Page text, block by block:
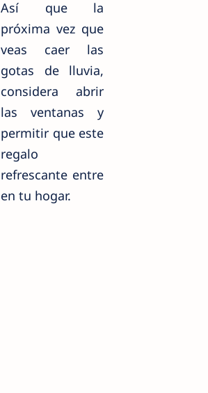
Así que la
próxima vez que
veas caer las
gotas de lluvia,
considera abrir
las ventanas y
permitir que este
regalo
refrescante entre
en tu hogar.